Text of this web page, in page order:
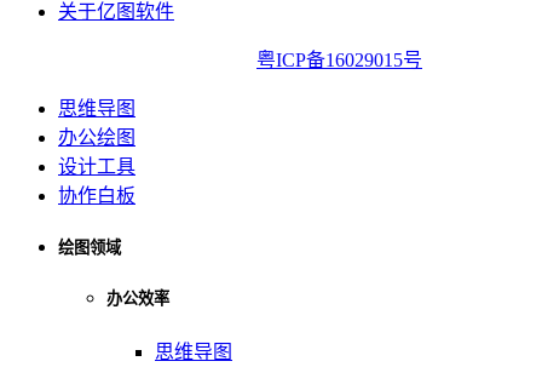
关于亿图软件
粤ICP备16029015号
思维导图
办公绘图
设计工具
协作白板
绘图领域
办公效率
思维导图